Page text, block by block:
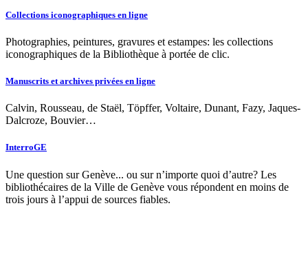
Collections iconographiques en ligne
Photographies, peintures, gravures et estampes: les collections
iconographiques de la Bibliothèque à portée de clic.
Manuscrits et archives privées en ligne
Calvin, Rousseau, de Staël, Töpffer, Voltaire, Dunant, Fazy, Jaques-
Dalcroze, Bouvier…
InterroGE
Une question sur Genève... ou sur n’importe quoi d’autre? Les
bibliothécaires de la Ville de Genève vous répondent en moins de
trois jours à l’appui de sources fiables.